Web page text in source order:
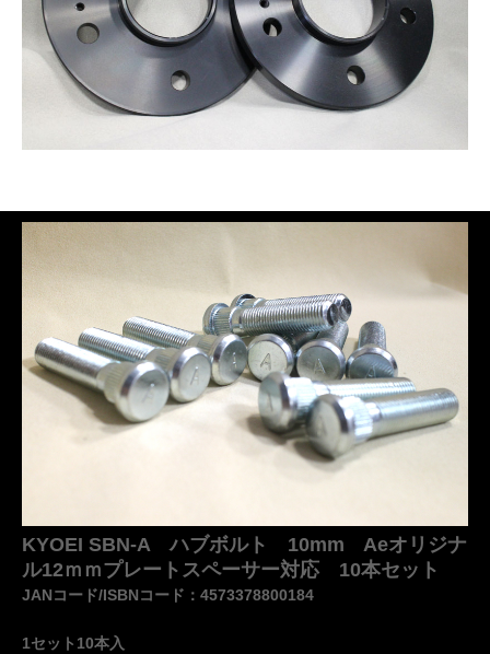
KYOEI SBN-A ハブボルト 10mm Aeオリジナ
ル12ｍｍプレートスペーサー対応 10本セット
JANコード/ISBNコード：4573378800184
1セット10本入